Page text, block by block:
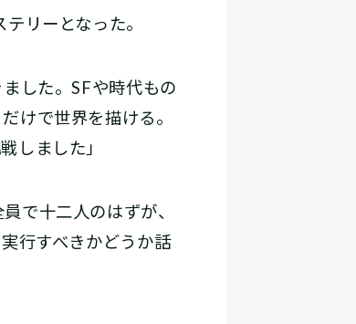
リーとなった。
した。SFや時代もの
けで世界を描ける。
しました」
で十二人のはずが、
行すべきかどうか話